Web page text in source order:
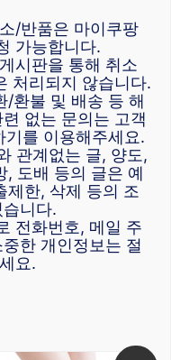
/반품은 마이쿠팡
가능합니다.
시판을 통해 취소
처리되지 않습니다.
/환불 및 배송 등 해
없는 문의는 고객
기를 이용해주세요.
관계없는 글, 양도,
, 도배 등의 글은 예
제한, 삭제 등의 조
니다.
전화번호, 메일 주
한 개인정보는 절
요.